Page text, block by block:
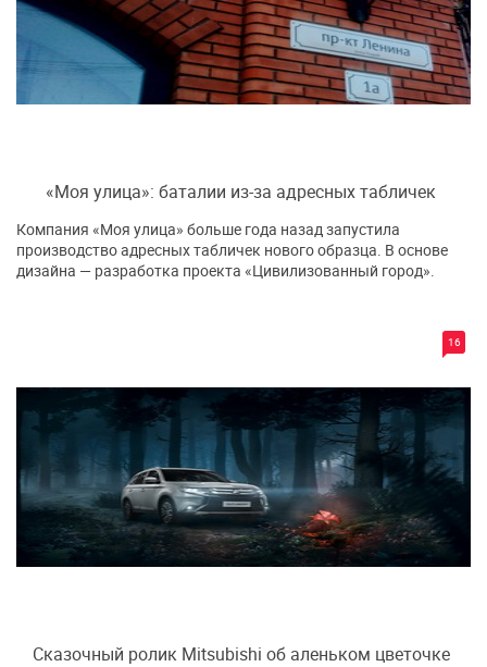
«Моя улица»: баталии из-за адресных табличек
16
Компания «Моя улица» больше года назад запустила
производство адресных табличек нового образца. В основе
дизайна — разработка проекта «Цивилизованный город».
Сказочный ролик Mitsubishi об аленьком цветочке